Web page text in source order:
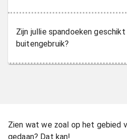
Zijn jullie spandoeken
buitengebruik?
Zien wat we zoal op het gebied
gedaan? Dat kan!